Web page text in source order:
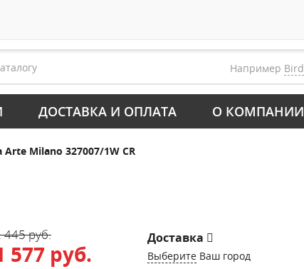
Например Bird
ДОСТАВКА И ОПЛАТА О КОМПАНИИ
Arte Milano 327007/1W CR
445 руб.
577 руб.
Доставка
Выберите Ваш город